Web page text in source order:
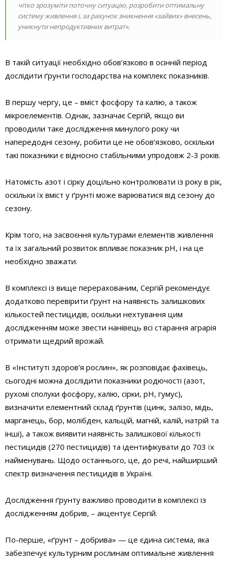
чітко зрозуміти поточну ситуацію, розробити оптимальну
систему живлення і, за рахунок зникнення «зайвих» внесень,
уникнути непродуктивних витрат».
В такій ситуації необхідно обов’язково в осінній період
дослідити ґрунти господарства на комплекс показників.
В першу чергу, це – вміст фосфору та калію, а також
мікроелементів. Однак, зазначає Сергій, якщо ви
проводили таке дослідження минулого року чи
напередодні сезону, робити це не обов’язково, оскільки
такі показники є відносно стабільними упродовж 2-3 років.
Натомість азот і сірку доцільно контролювати із року в рік,
оскільки їх вміст у ґрунті може варіюватися від сезону до
сезону.
Крім того, на засвоєння культурами елементів живлення
та їх загальний розвиток впливає показник рН, і на це
необхідно зважати.
В комплексі із вище перерахованим, Сергій рекомендує
додатково перевірити ґрунт на наявність залишкових
кількостей пестицидів, оскільки нехтування цим
дослідженням може звести нанівець всі старання аграрія
отримати щедрий врожай.
В «Інституті здоров’я рослин», як розповідає фахівець,
сьогодні можна дослідити показники родючості (азот,
рухомі сполуки фосфору, калію, сірки, рН, гумус),
визначити елементний склад ґрунтів (цинк, залізо, мідь,
марганець, бор, молібден, кальцій, магній, калій, натрій та
інші), а також виявити наявність залишкової кількості
пестицидів (270 пестицидів) та ідентифікувати до 703 їх
найменувань. Щодо останнього, це, до речі, найширший
спектр визначення пестицидів в Україні.
Дослідження ґрунту важливо проводити в комплексі із
дослідженням добрив, – акцентує Сергій.
По-перше, «ґрунт – добрива» — це єдина система, яка
забезпечує культурним рослинам оптимальне живлення